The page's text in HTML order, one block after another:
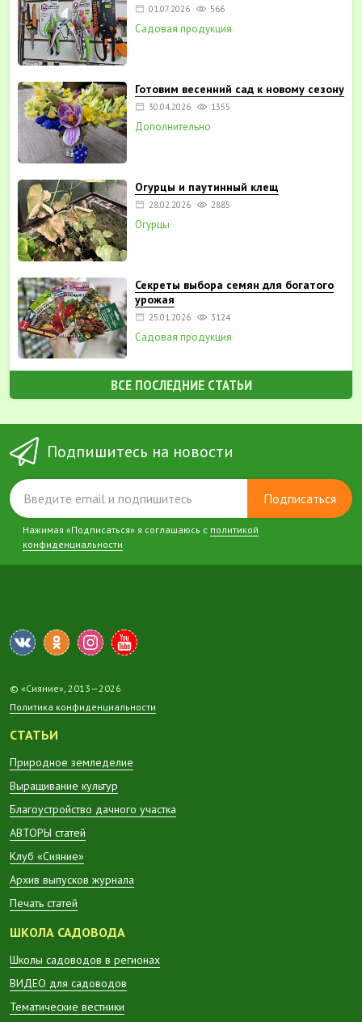
01.07.2026 566
Садовая продукция
Готовим весенний сад к новому сезону
30.04.2026 1355
Дополнительно
Огурцы и паутинный клещ
28.02.2026 2885
Огурцы
Секреты выбора семян для богатого
урожая
25.01.2026 3124
Садовая продукция
ВСЕ ПОСЛЕДНИЕ СТАТЬИ
Подпишитесь на новости
Подписаться
Нажимая «Подписаться» я соглашаюсь с политикой
конфиденциальности
© «Сияние», 2013—2026
Политика конфиденциальности
СТАТЬИ
Природное земледелие
Выращивание культур
Благоустройство дачного участка
АВТОРЫ статей
Клуб «Сияние»
Архив выпусков журнала
Печать статей
ШКОЛА САДОВОДА
Школы садоводов в регионах
ВИДЕО для садоводов
Тематические вестники